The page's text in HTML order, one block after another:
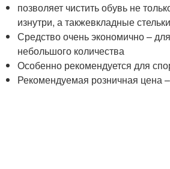
позволяет чистить обувь не
изнутри, а такжевкладные стельки
Средство очень экономично –
небольшого количества
Особенно рекомендуется для
Рекомендуемая розничная цена